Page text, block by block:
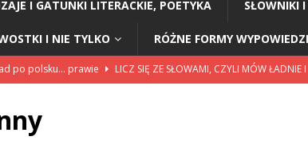
I GATUNKI LITERACKIE, POETYKA SŁOWNIKI
I NIE TYLKO RÓŻNE FORMY
po polsku… prawie
LICZ SIĘ ZE SŁOWAMI, CZYLI MÓW ŁADNIE I
1114”